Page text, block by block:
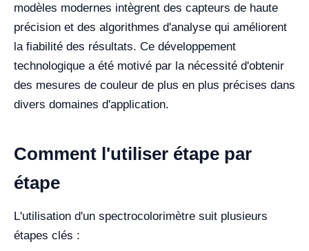
modèles modernes intègrent des capteurs de haute
précision et des algorithmes d'analyse qui améliorent
la fiabilité des résultats. Ce développement
technologique a été motivé par la nécessité d'obtenir
des mesures de couleur de plus en plus précises dans
divers domaines d'application.
Comment l'utiliser étape par
étape
L'utilisation d'un spectrocolorimètre suit plusieurs
étapes clés :